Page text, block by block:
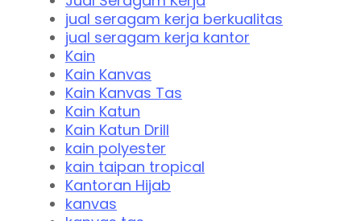
jual seragam kerja berkualitas
jual seragam kerja kantor
Kain
Kain Kanvas
Kain Kanvas Tas
Kain Katun
Kain Katun Drill
kain polyester
kain taipan tropical
Kantoran Hijab
kanvas